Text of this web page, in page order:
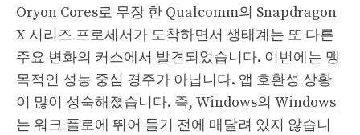
Oryon Cores로 무장 한 Qualcomm의 Snapdragon
X 시리즈 프로세서가 도착하면서 생태계는 또 다른
주요 변화의 커스에서 발견되었습니다. 이번에는 맹
목적인 성능 중심 경주가 아닙니다. 앱 호환성 상황
이 많이 성숙해졌습니다. 즉, Windows의 Windows
는 워크 플로에 뛰어 들기 전에 매달려 있지 않습니